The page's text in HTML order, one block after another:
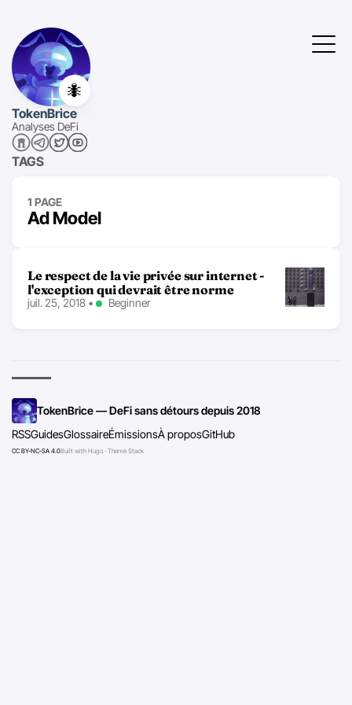
🐜
TokenBrice
Analyses DeFi
TAGS
1 PAGE
Ad Model
Le respect de la vie privée sur internet -
l'exception qui devrait être norme
juil. 25, 2018 • Beginner
TokenBrice — DeFi sans détours depuis 2018
RSSGuidesGlossaireÉmissionsÀ proposGitHub
CC BY-NC-SA 4.0Built with Hugo · Theme Stack